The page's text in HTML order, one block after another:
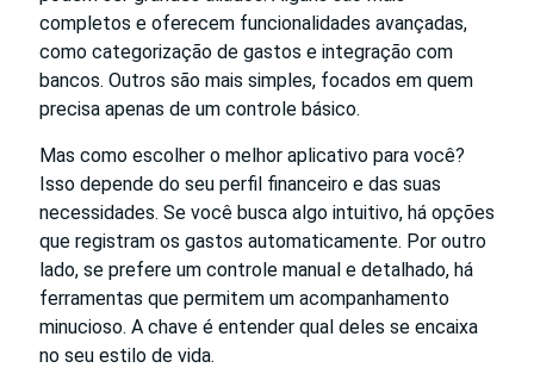
completos e oferecem funcionalidades avançadas,
como categorização de gastos e integração com
bancos. Outros são mais simples, focados em quem
precisa apenas de um controle básico.
Mas como escolher o melhor aplicativo para você?
Isso depende do seu perfil financeiro e das suas
necessidades. Se você busca algo intuitivo, há opções
que registram os gastos automaticamente. Por outro
lado, se prefere um controle manual e detalhado, há
ferramentas que permitem um acompanhamento
minucioso. A chave é entender qual deles se encaixa
no seu estilo de vida.